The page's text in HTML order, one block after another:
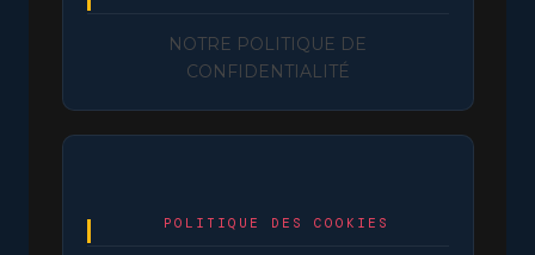
NOTRE POLITIQUE DE
CONFIDENTIALITÉ
POLITIQUE DES COOKIES